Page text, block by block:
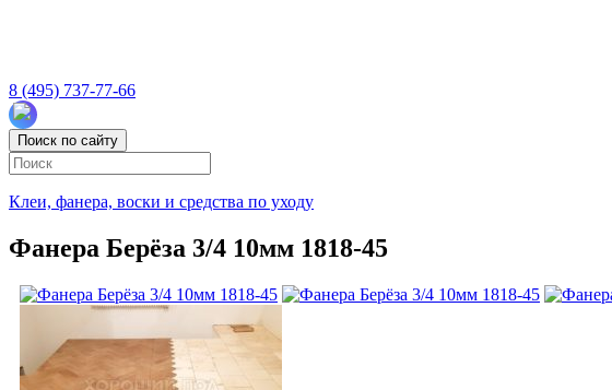
8 (495) 737-77-66
Поиск по сайту
Клеи, фанера, воски и средства по уходу
Фанера Берёза 3/4 10мм 1818-45